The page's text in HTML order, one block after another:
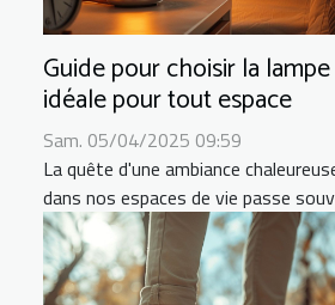
Guide pour choisir la
idéale pour tout espace
Sam. 05/04/2025 09:59
La quête d'une ambiance
dans nos espaces de vie passe